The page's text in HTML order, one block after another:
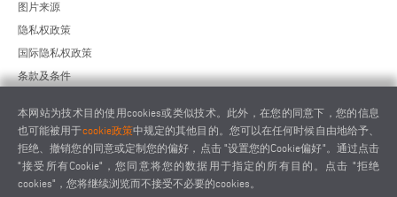
图片来源
隐私权政策
国际隐私权政策
条款及条件
供应商行为准则
本网站为技术目的使用cookies或类似技术。此外，在您的同意下，您的信息
也可能被用于cookie政策中规定的其他目的。您可以在任何时候自由地给予、
拒绝、撤销您的同意或定制您的偏好，点击 "设置您的Cookie偏好"。通过点击
"接受所有Cookie"，您同意将您的数据用于指定的所有目的。点击 "拒绝
cookies"，您将继续浏览而不接受不必要的cookies。